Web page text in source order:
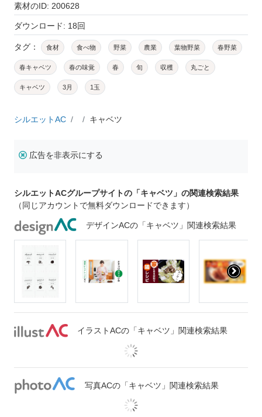
素材のID: 200628
ダウンロード: 18回
タグ： 食材 食べ物 野菜 農業 葉物野菜 春野菜
春キャベツ 春の味覚 春 旬 収穫 丸ごと
キャベツ 3月 1玉
シルエットAC キャベツ
広告を非表示にする
シルエットACグループサイトの「キャベツ」の関連検索結果
（同じアカウントで無料ダウンロードできます）
デザインACの「キャベツ」関連検索結果
イラストACの「キャベツ」関連検索結果
写真ACの「キャベツ」関連検索結果